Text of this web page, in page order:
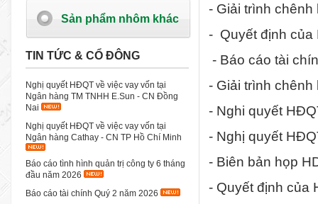
Sản phẩm nhôm khác
TIN TỨC & CỔ ĐÔNG
Nghị quyết HĐQT về việc vay vốn tại
Ngân hàng TM TNHH E.Sun - CN Đồng
Nai
Nghị quyết HĐQT về việc vay vốn tại
Ngân hàng Cathay - CN TP Hồ Chí Minh
Báo cáo tình hình quản trị công ty 6 tháng
đầu năm 2026
Báo cáo tài chính Quý 2 năm 2026
- Giải trình chênh
- Quyết định
- Báo cáo tài
- Giải trình chênh
- Nghi quyết
- Nghị quyết
- Biên bản họp
- Quyết định của